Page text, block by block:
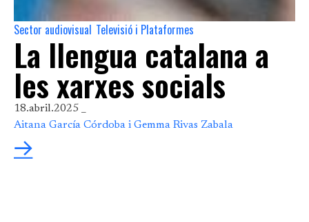
Sector audiovisual Televisió i Plataformes
La llengua catalana a
les xarxes socials
18.abril.2025 _
Aitana García Córdoba i Gemma Rivas Zabala